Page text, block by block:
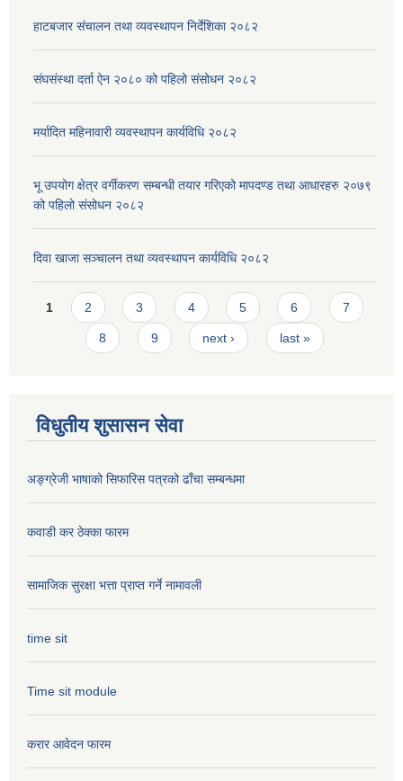
हाटबजार संचालन तथा व्यवस्थापन निर्देशिका २०८२
संघसंस्था दर्ता ऐन २०८० को पहिलो संसोधन २०८२
मर्यादित महिनावारी व्यवस्थापन कार्यविधि २०८२
भू उपयोग क्षेत्र वर्गीकरण सम्बन्धी तयार गरिएको मापदण्ड तथा आधारहरु २०७९
को पहिलो संसोधन २०८२
दिवा खाजा सञ्चालन तथा व्यवस्थापन कार्यविधि २०८२
Pages
1 2 3 4 5 6 7
8 9 next › last »
विधुतीय शुसासन सेवा
अङ्ग्रेजी भाषाको सिफारिस पत्रको ढाँचा सम्बन्धमा
कवाडी कर ठेक्का फारम
सामाजिक सुरक्षा भत्ता प्राप्त गर्ने नामावली
time sit
Time sit module
करार आवेदन फारम